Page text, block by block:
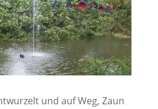
und auf Weg, Zaun